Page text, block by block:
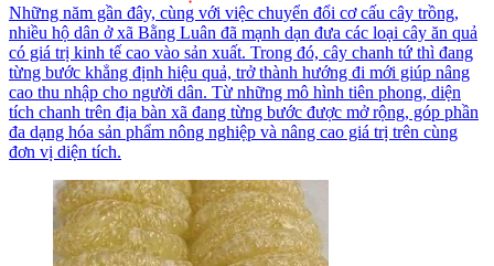
Những năm gần đây, cùng với việc chuyển đổi cơ cấu cây trồng,
nhiều hộ dân ở xã Bằng Luân đã mạnh dạn đưa các loại cây ăn quả
có giá trị kinh tế cao vào sản xuất. Trong đó, cây chanh tứ thì đang
từng bước khẳng định hiệu quả, trở thành hướng đi mới giúp nâng
cao thu nhập cho người dân. Từ những mô hình tiên phong, diện
tích chanh trên địa bàn xã đang từng bước được mở rộng, góp phần
đa dạng hóa sản phẩm nông nghiệp và nâng cao giá trị trên cùng
đơn vị diện tích.